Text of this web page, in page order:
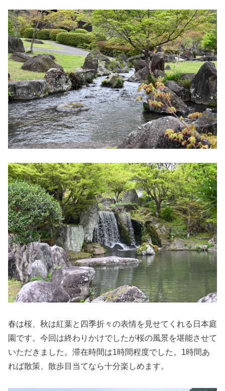
春は桜、秋は紅葉と四季折々の表情を見せてくれる日本庭
園です。今回は終わりかけでしたが桜の風景を堪能させて
いただきました。滞在時間は1時間程度でした。1時間あ
れば散策、散歩目当てなら十分楽しめます。